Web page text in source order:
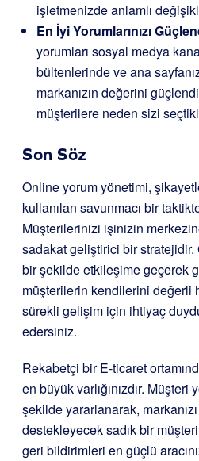
işletmenizde anlamlı
En İyi Yorumlarınızı
yorumları sosyal medya
bültenlerinde ve ana
markanızın değerini
müşterilere neden sizi
Son Söz
Online yorum yönetimi,
kullanılan savunmacı bir
Müşterilerinizi işinizin
sadakat geliştirici bir
bir şekilde etkileşime geçerek
müşterilerin kendilerini değerli
sürekli gelişim için ihtiyaç
edersiniz.
Rekabetçi bir E-ticaret
en büyük varlığınızdır.
şekilde yararlanarak,
destekleyecek sadık bir
geri bildirimleri en güçlü